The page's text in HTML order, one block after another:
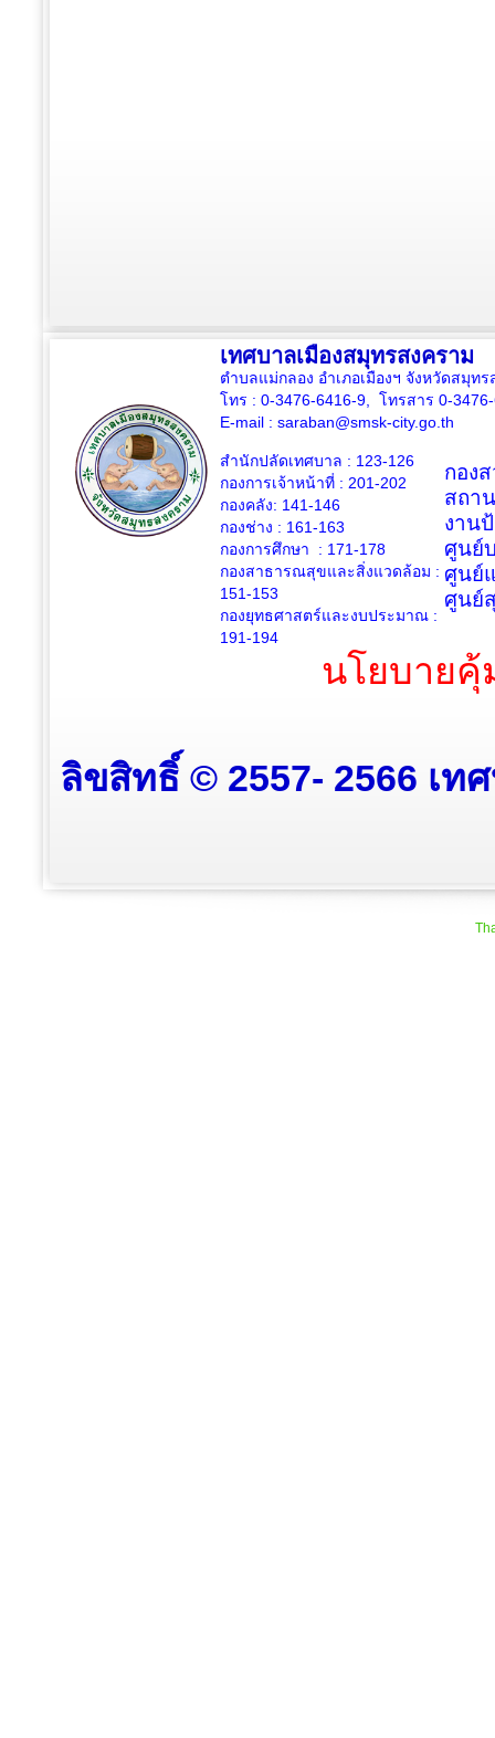
เทศบาลเมืองสมุทรสงคราม
ตำบลแม่กลอง อำเภอเมืองฯ จังหวัดสมุท
โทร : 0-3476-6416-9, โทรสาร 0-
E-mail : saraban@smsk-city.go.th
สำนักปลัดเทศบาล : 123-126
กองการเจ้าหน้าที่ : 201-202
กองคลัง: 141-146
กองช่าง : 161-163
กองการศึกษา : 171-178
กองสาธารณสุขและสิ่งแวดล้อม :
151-153
กองยุทธศาสตร์และงบประมาณ :
191-194
กอง
สถา
งาน
ศูนย์
ศูนย์
ศูนย์
นโยบาย
ลิขสิทธิ์ © 2557- 2566 เท